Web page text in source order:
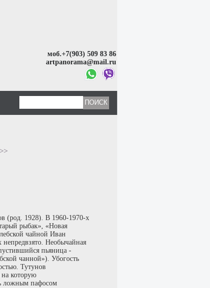
моб.+7(903) 509 83 86
artpanorama@mail.ru
>>
(род. 1928). В 1960-1970-х
рыбак», «Новая
чайной Иван
Необычайная
пьяница -
чанной»). Убогость
Тутунов
которую
ложным пафосом